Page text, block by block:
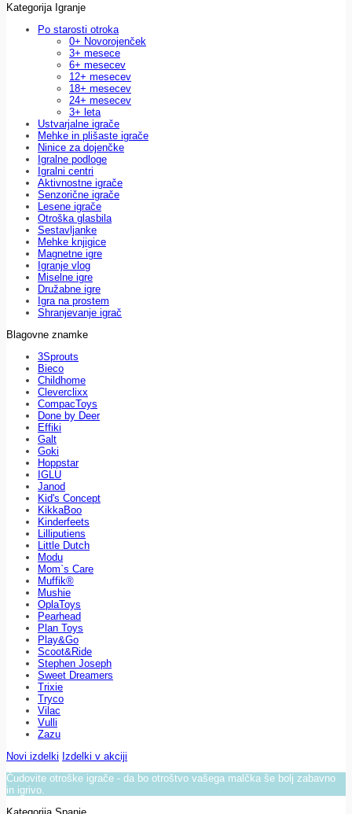
Kategorija Igranje
Po starosti otroka
0+ Novorojenček
3+ mesece
6+ mesecev
12+ mesecev
18+ mesecev
24+ mesecev
3+ leta
Ustvarjalne igrače
Mehke in plišaste igrače
Ninice za dojenčke
Igralne podloge
Igralni centri
Aktivnostne igrače
Senzorične igrače
Lesene igrače
Otroška glasbila
Sestavljanke
Mehke knjigice
Magnetne igre
Igranje vlog
Miselne igre
Družabne igre
Igra na prostem
Shranjevanje igrač
Blagovne znamke
3Sprouts
Bieco
Childhome
Cleverclixx
CompacToys
Done by Deer
Effiki
Galt
Goki
Hoppstar
IGLU
Janod
Kid's Concept
KikkaBoo
Kinderfeets
Lilliputiens
Little Dutch
Modu
Mom`s Care
Muffik®
Mushie
OplaToys
Pearhead
Plan Toys
Play&Go
Scoot&Ride
Stephen Joseph
Sweet Dreamers
Trixie
Tryco
Vilac
Vulli
Zazu
Novi izdelki Izdelki v akciji
Čudovite otroške igrače - da bo otroštvo vašega malčka še bolj zabavno
in igrivo.